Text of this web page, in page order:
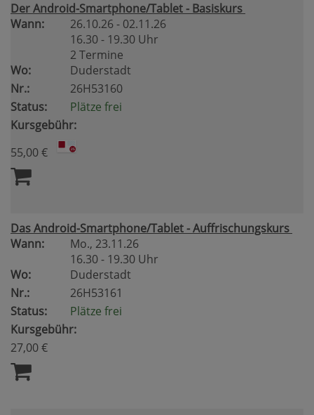
Der Android-Smartphone/Tablet - Basiskurs
Wann:
26.10.26 - 02.11.26
16.30 - 19.30 Uhr
2 Termine
Wo:
Duderstadt
Nr.:
26H53160
Status:
Plätze frei
Kursgebühr:
55,00 €
Das Android-Smartphone/Tablet - Auffrischungskurs
Wann:
Mo., 23.11.26
16.30 - 19.30 Uhr
Wo:
Duderstadt
Nr.:
26H53161
Status:
Plätze frei
Kursgebühr:
27,00 €